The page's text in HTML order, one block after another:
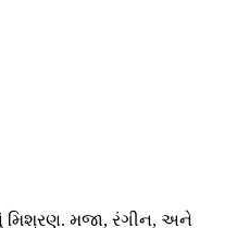
મિશ્રણ. મજા, રંગીન, અને